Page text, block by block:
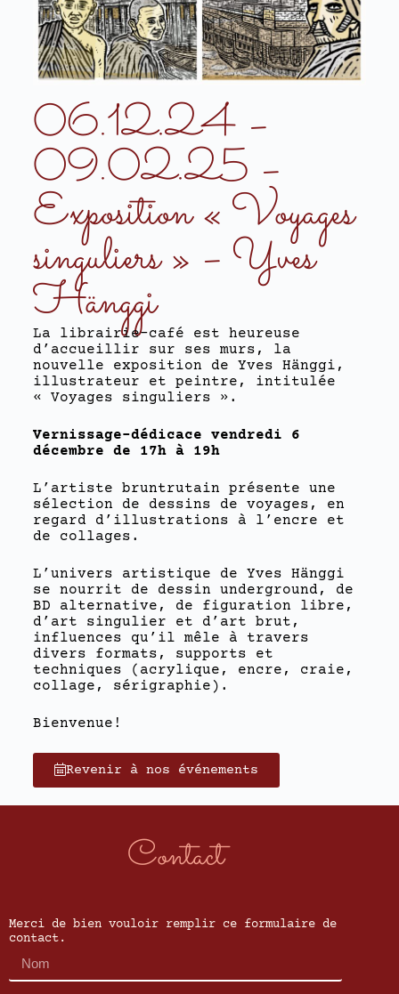
06.12.24 –
09.02.25 –
Exposition « Voyages
singuliers » – Yves
Hänggi
La librairie-café est heureuse
d’accueillir sur ses murs, la
nouvelle exposition de Yves Hänggi,
illustrateur et peintre, intitulée
« Voyages singuliers ».
Vernissage-dédicace vendredi 6
décembre de 17h à 19h
L’artiste bruntrutain présente une
sélection de dessins de voyages, en
regard d’illustrations à l’encre et
de collages.
L’univers artistique de Yves Hänggi
se nourrit de dessin underground, de
BD alternative, de figuration libre,
d’art singulier et d’art brut,
influences qu’il mêle à travers
divers formats, supports et
techniques (acrylique, encre, craie,
collage, sérigraphie).
Bienvenue!
Revenir à nos événements
Contact
Merci de bien vouloir remplir ce formulaire de
contact.